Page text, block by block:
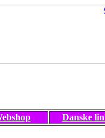
Danske